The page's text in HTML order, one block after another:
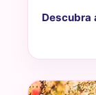
Descubra